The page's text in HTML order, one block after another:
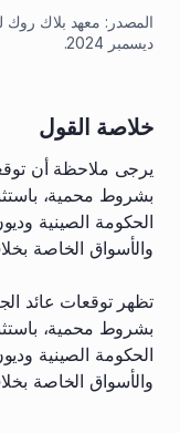
ديسمبر 2024.
خلاصة القول
يرجى ملاحظة أن
بشروط محمية،
الحكومة الصينية
والأسواق الخاصة
تظهر توقعات عائد
بشروط محمية،
الحكومة الصينية
والأسواق الخاصة